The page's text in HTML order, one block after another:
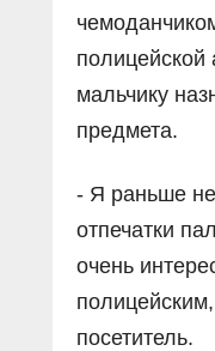
мальчику
предмета.
- Я раньше не
отпечатки
очень
посетитель.